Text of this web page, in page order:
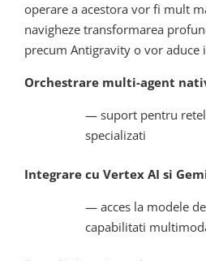
operare a acestora vor fi mult
navigheze transformarea
precum Antigravity o vor aduce
Orchestrare multi-agent
— suport pentru
specializati
Integrare cu Vertex AI si
— acces la modele
capabilitati